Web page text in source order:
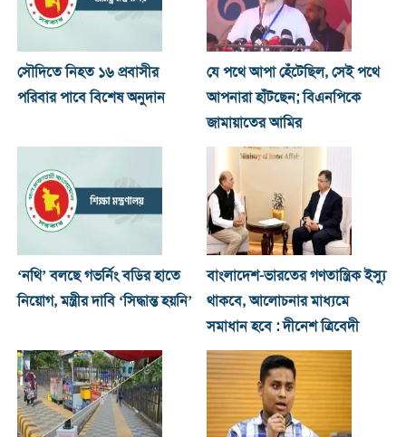
সৌদিতে নিহত ১৬ প্রবাসীর
পরিবার পাবে বিশেষ অনুদান
যে পথে আপা হেঁটেছিল, সেই পথে
আপনারা হাঁটছেন; বিএনপিকে
জামায়াতের আমির
‘নথি’ বলছে গভর্নিং বডির হাতে
নিয়োগ, মন্ত্রীর দাবি ‘সিদ্ধান্ত হয়নি’
বাংলাদেশ-ভারতের গণতান্ত্রিক ইস্যু
থাকবে, আলোচনার মাধ্যমে
সমাধান হবে : দীনেশ ত্রিবেদী